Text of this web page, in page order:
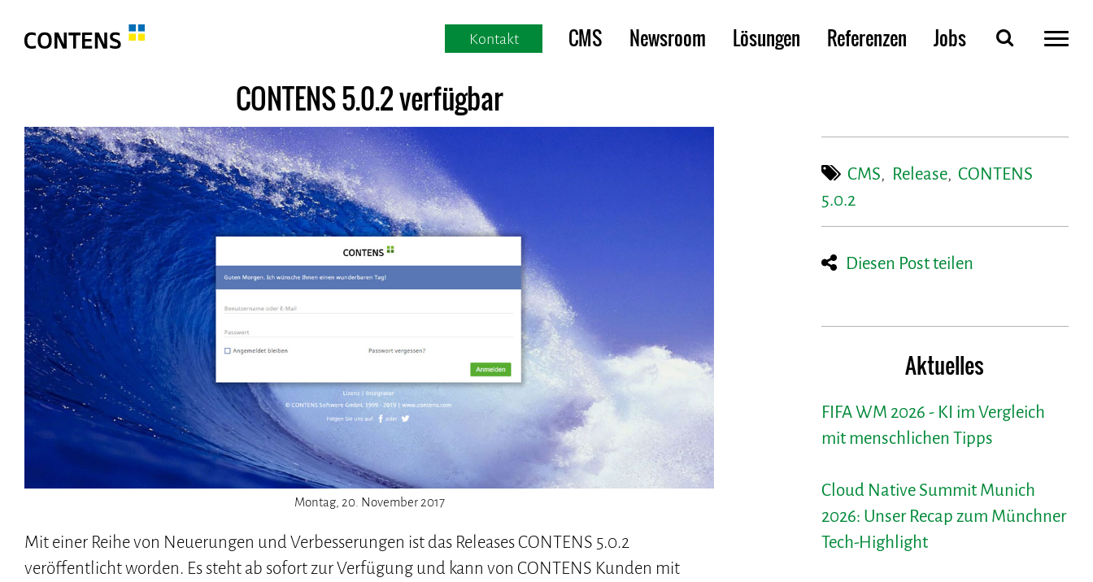
Kontakt CMS Newsroom Lösungen Referenzen Jobs
CONTENS 5.0.2 verfügbar
Montag, 20. November 2017
Mit einer Reihe von Neuerungen und Verbesserungen ist das Releases CONTENS 5.0.2
veröffentlicht worden. Es steht ab sofort zur Verfügung und kann von CONTENS Kunden mit
CMS, Release, CONTENS
5.0.2
Diesen Post teilen
Aktuelles
FIFA WM 2026 - KI im Vergleich
mit menschlichen Tipps
Cloud Native Summit Munich
2026: Unser Recap zum Münchner
Tech-Highlight